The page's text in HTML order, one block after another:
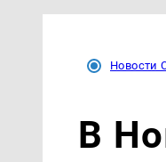
Новости
В